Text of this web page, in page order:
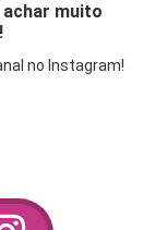
achar muito
no Instagram!